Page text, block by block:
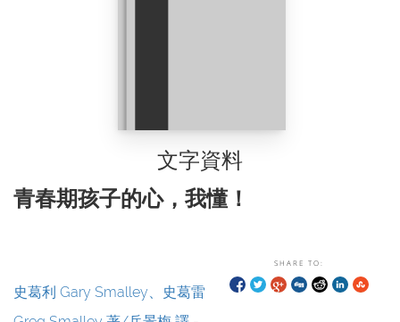
文字資料
青春期孩子的心，我懂！
SHARE TO:
史葛利 Gary Smalley、史葛雷